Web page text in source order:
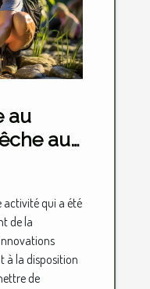
au
aux
et
activité qui a été
de la
à la disposition
de